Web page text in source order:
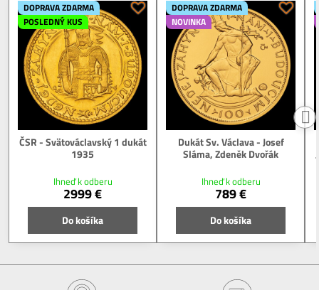
DOPRAVA ZDARMA
POSLEDNÝ KUS
ČSR - Svätováclavský 1 dukát
1935
Ihneď k odberu
2999 €
Do košíka
DOPRAVA ZDARMA
NOVINKA
Dukát Sv. Václava - Josef
Sláma, Zdeněk Dvořák
Ihneď k odberu
789 €
Do košíka